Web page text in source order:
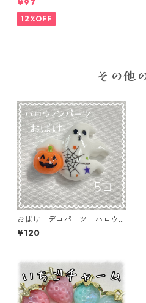
¥97
12%OFF
その他
おばけ デコパーツ ハロウ
ィン 5個入り 貼り付けパー
ツ【DP-HLW-07】
¥120